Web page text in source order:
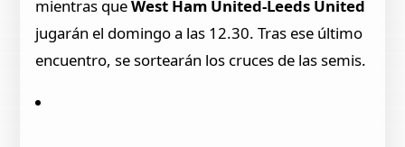
mientras queWest Ham United-Leeds United
jugarán el domingo a las 12.30. Tras ese último
encuentro, se sortearán los cruces de las semis.